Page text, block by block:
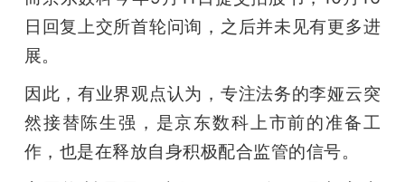
日回复上交所首轮问询，之后并未见有更多进
展。
因此，有业界观点认为，专注法务的李娅云突
然接替陈生强，是京东数科上市前的准备工
作，也是在释放自身积极配合监管的信号。